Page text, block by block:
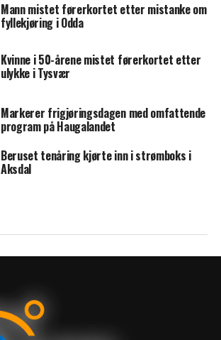
Mann mistet førerkortet etter mistanke om
fyllekjøring i Odda
Kvinne i 50-årene mistet førerkortet etter
ulykke i Tysvær
Markerer frigjøringsdagen med omfattende
program på Haugalandet
Beruset tenåring kjørte inn i strømboks i
Aksdal